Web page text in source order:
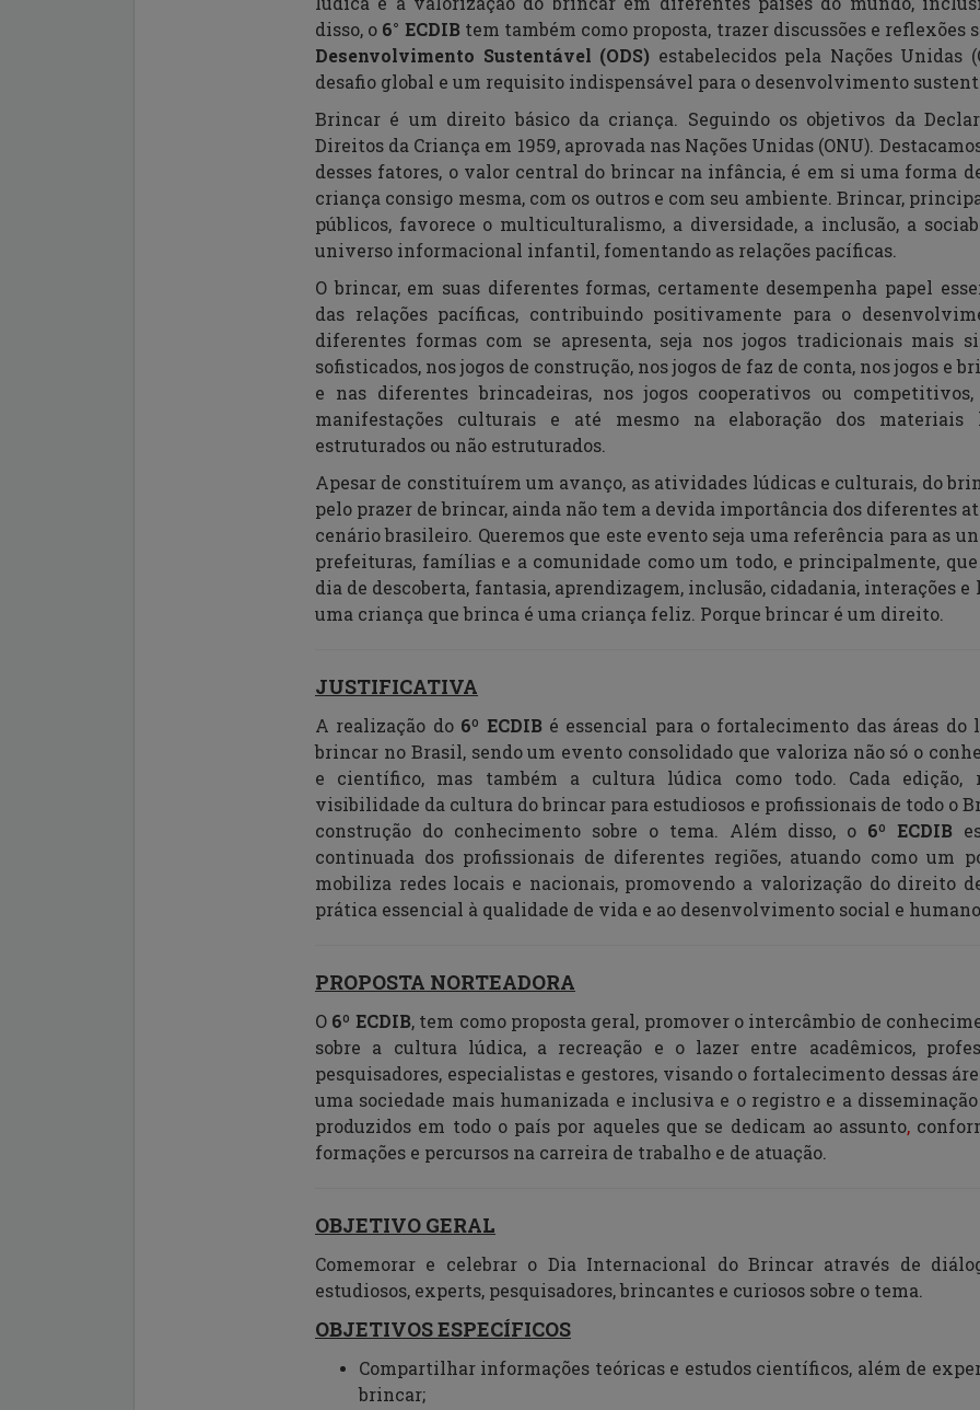
disso, o 6° ECDIBtem também como proposta, trazer discussões e reflexões
Desenvolvimento Sustentável (ODS) estabelecidos pela Nações Unidas
desafio global e um requisito indispensável para o desenvolvimento
Brincar é um direito básico da criança. Seguindo os objetivos da
Direitos da Criança em 1959, aprovada nas Nações Unidas (ONU).
desses fatores, o valor central do brincar na infância, é em si uma forma
criança consigo mesma, com os outros e com seu ambiente. Brincar,
públicos, favorece o multiculturalismo, a diversidade, a inclusão, a
universo informacional infantil, fomentando as relações pacíficas.
O brincar, em suas diferentes formas, certamente desempenha papel
das relações pacíficas, contribuindo positivamente para o
diferentes formas com se apresenta, seja nos jogos tradicionais mais
sofisticados, nos jogos de construção, nos jogos de faz de conta, nos jogos e
e nas diferentes brincadeiras, nos jogos cooperativos ou
manifestações culturais e até mesmo na elaboração dos materiais
estruturados ou não estruturados.
Apesar de constituírem um avanço, as atividades lúdicas e culturais, do
pelo prazer de brincar, ainda não tem a devida importância dos diferentes
cenário brasileiro. Queremos que este evento seja uma referência para as
prefeituras, famílias e a comunidade como um todo, e principalmente,
dia de descoberta, fantasia, aprendizagem, inclusão, cidadania, interações e
uma criança que brinca é uma criança feliz. Porque brincar é um direito.
JUSTIFICATIVA
A realização do 6º ECDIBé essencial para o fortalecimento das áreas do
brincar no Brasil, sendo um evento consolidado que valoriza não só o
e científico, mas também a cultura lúdica como todo. Cada edição,
visibilidade da cultura do brincar para estudiosos e profissionais de todo o
construção do conhecimento sobre o tema. Além disso, o 6º ECDIB
continuada dos profissionais de diferentes regiões, atuando como um
mobiliza redes locais e nacionais, promovendo a valorização do direito
prática essencial à qualidade de vida e ao desenvolvimento social e
PROPOSTA NORTEADORA
O 6º ECDIB, tem como proposta geral, promover o intercâmbio de
sobre a cultura lúdica, a recreação e o lazer entre acadêmicos,
pesquisadores, especialistas e gestores, visando o fortalecimento dessas
uma sociedade mais humanizada e inclusiva e o registro e a
produzidos em todo o país por aqueles que se dedicam ao assunto,
formações e percursos na carreira de trabalho e de atuação.
OBJETIVO GERAL
Comemorar e celebrar o Dia Internacional do Brincaratravés de
estudiosos, experts, pesquisadores, brincantes e curiosos sobre o tema.
OBJETIVOS ESPECÍFICOS
Compartilhar informações teóricas e estudos científicos, além de
brincar;